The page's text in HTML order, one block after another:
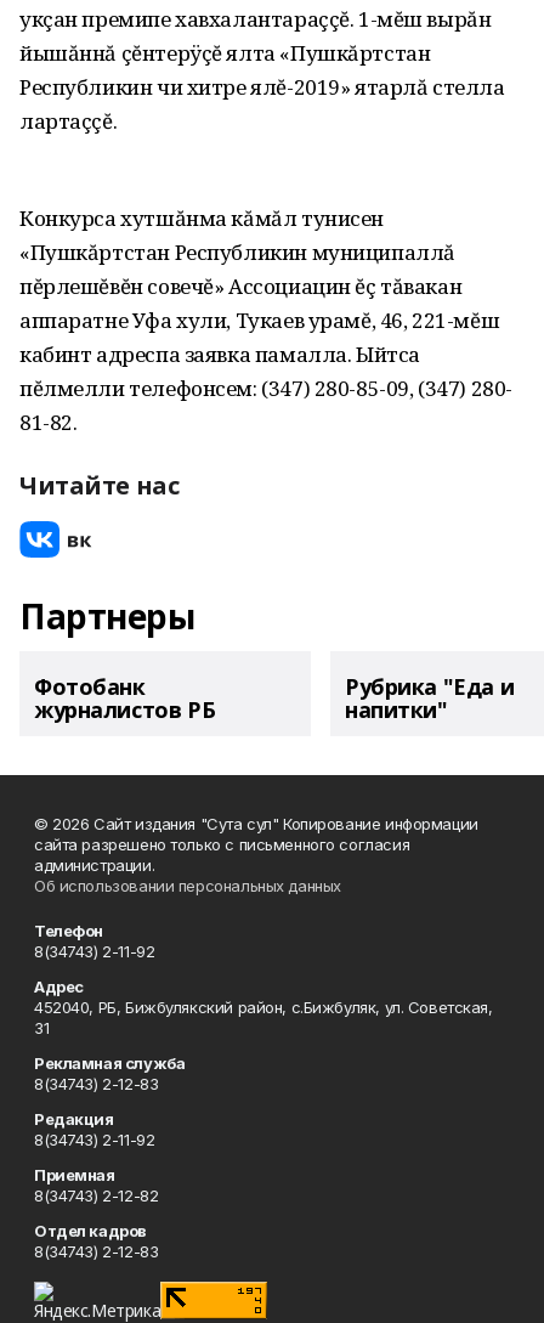
укçан премипе хавхалантараççĕ. 1-мĕш вырăн
йышăннă çĕнтерÿçĕ ялта «Пушкăртстан
Республикин чи хитре ялĕ-2019» ятарлă стелла
лартаççĕ.
Конкурса хутшăнма кăмăл тунисен
«Пушкăртстан Республикин муниципаллă
пĕрлешĕвĕн совечĕ» Ассоциацин ĕç тăвакан
аппаратне Уфа хули, Тукаев урамĕ, 46, 221-мĕш
кабинт адреспа заявка памалла. Ыйтса
пĕлмелли телефонсем: (347) 280-85-09, (347) 280-
81-82.
Читайте нас
Партнеры
Фотобанк
журналистов РБ
Рубрика "Еда и
напитки"
© 2026 Сайт издания "Сута сул" Копирование информации
сайта разрешено только с письменного согласия
администрации.
Об использовании персональных данных
Телефон
8(34743) 2-11-92
Адрес
452040, РБ, Бижбулякский район, с.Бижбуляк, ул. Советская,
31
Рекламная служба
8(34743) 2-12-83
Редакция
8(34743) 2-11-92
Приемная
8(34743) 2-12-82
Отдел кадров
8(34743) 2-12-83